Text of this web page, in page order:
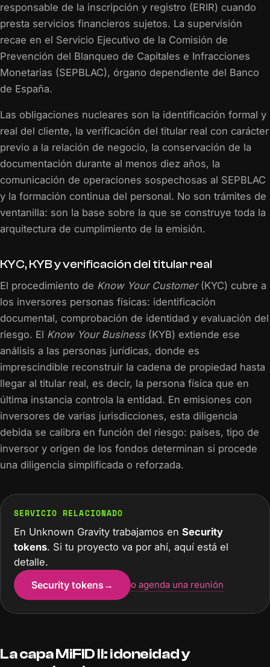
responsable de la inscripción y registro (ERIR) cuando
presta servicios financieros sujetos. La supervisión
recae en el Servicio Ejecutivo de la Comisión de
Prevención del Blanqueo de Capitales e Infracciones
Monetarias (SEPBLAC), órgano dependiente del Banco
de España.
Las obligaciones nucleares son la identificación formal y
real del cliente, la verificación del titular real con carácter
previo a la relación de negocio, la conservación de la
documentación durante al menos diez años, la
comunicación de operaciones sospechosas al SEPBLAC
y la formación continua del personal. No son trámites de
ventanilla: son la base sobre la que se construye toda la
arquitectura de cumplimiento de la emisión.
KYC, KYB y verificación del titular real
El procedimiento de Know Your Customer(KYC) cubre a
los inversores personas físicas: identificación
documental, comprobación de identidad y evaluación del
riesgo. El Know Your Business(KYB) extiende ese
análisis a las personas jurídicas, donde es
imprescindible reconstruir la cadena de propiedad hasta
llegar al titular real, es decir, la persona física que en
última instancia controla la entidad. En emisiones con
inversores de varias jurisdicciones, esta diligencia
debida se calibra en función del riesgo: países, tipo de
inversor y origen de los fondos determinan si procede
una diligencia simplificada o reforzada.
SERVICIO RELACIONADO
En Unknown Gravity trabajamos en Security
tokens. Si tu proyecto va por ahí, aquí está el
detalle.
Security tokens → o agenda una reunión
La capa MiFID II: idoneidad y